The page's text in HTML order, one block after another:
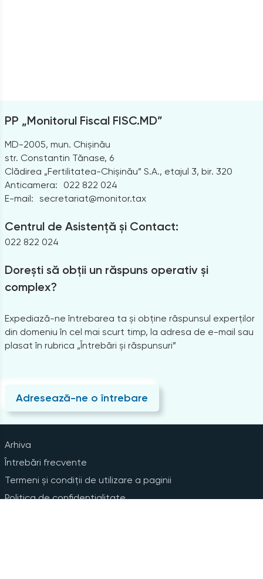
PP „Monitorul Fiscal FISC.MD”
MD-2005, mun. Chișinău
str. Constantin Tănase, 6
Clădirea „Fertilitatea-Chișinău” S.A., etajul 3, bir. 320
Anticamera:
022 822 024
E-mail: secretariat@monitor.tax
Centrul de Asistență și Contact:
022 822 024
Dorești să obții un răspuns operativ și
complex?
Expediază-ne întrebarea ta și obține răspunsul experților
din domeniu în cel mai scurt timp, la adresa de e-mail sau
plasat în rubrica „Întrebări și răspunsuri”
Adresează-ne o întrebare
Arhiva
Întrebări frecvente
Termeni și condiții de utilizare a paginii
Politica de confidențialitate